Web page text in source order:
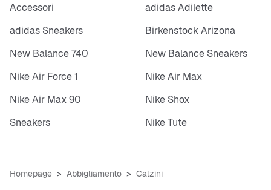
Accessori
adidas Adilette
adidas Sneakers
Birkenstock Arizona
New Balance 740
New Balance Sneakers
Nike Air Force 1
Nike Air Max
Nike Air Max 90
Nike Shox
Sneakers
Nike Tute
Homepage Abbigliamento Calzini